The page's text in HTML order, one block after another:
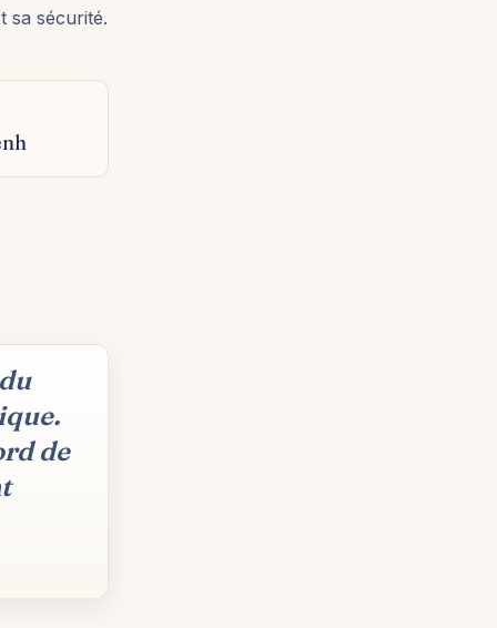
sa sécurité.
de